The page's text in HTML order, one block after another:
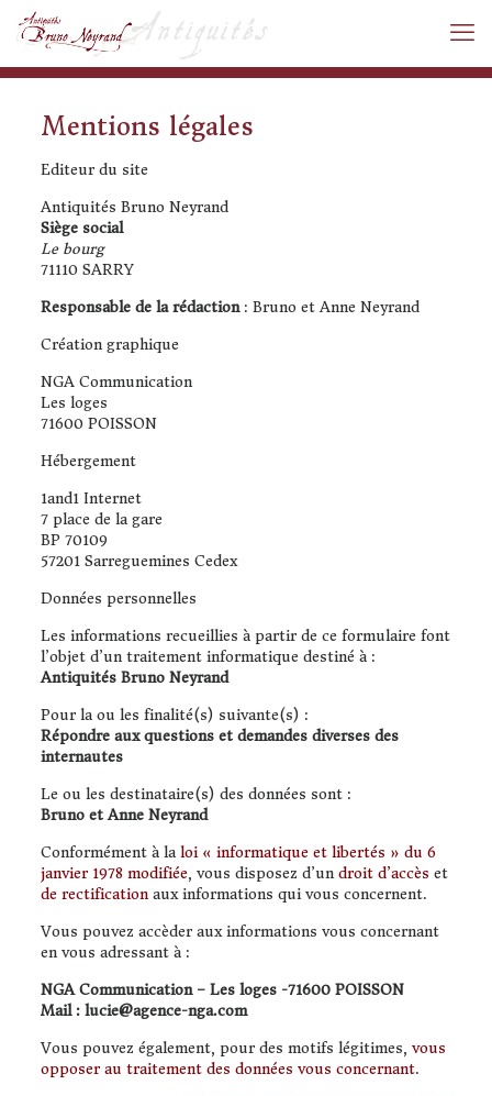
Mentions légales
Editeur du site
Antiquités Bruno Neyrand
Siège social
Le bourg
71110 SARRY
Responsable de la rédaction: Bruno et Anne Neyrand
Création graphique
NGA Communication
Les loges
71600 POISSON
Hébergement
1and1 Internet
7 place de la gare
BP 70109
57201 Sarreguemines Cedex
Données personnelles
Les informations recueillies à partir de ce formulaire font
l’objet d’un traitement informatique destiné à :
Antiquités Bruno Neyrand
Pour la ou les finalité(s) suivante(s) :
Répondre aux questions et demandes diverses des
internautes
Le ou les destinataire(s) des données sont :
Bruno et Anne Neyrand
Conformément à la loi « informatique et libertés » du 6
janvier 1978 modifiée, vous disposez d’undroit d’accès et
de rectificationaux informations qui vous concernent.
Vous pouvez accèder aux informations vous concernant
en vous adressant à :
NGA Communication – Les loges -71600 POISSON
Mail : lucie@agence-nga.com
Vous pouvez également, pour des motifs légitimes, vous
opposer au traitement des données vous concernant.